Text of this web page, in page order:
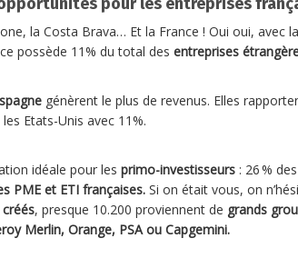
la Costa Brava… Et la France ! Oui oui, avec
possède 11% du total des entreprises
génèrent le plus de revenus. Elles
Etats-Unis avec 11%.
idéale pour les primo-investisseurs : 26 %
PME et ETI françaises. Si on était vous, on
, presque 10.200 proviennent de grands
Merlin, Orange, PSA ou Capgemini.